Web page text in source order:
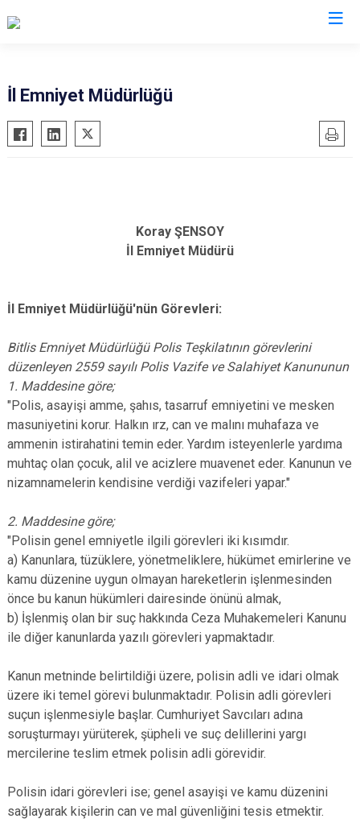
İl Emniyet Müdürlüğü
Koray ŞENSOY
İl Emniyet Müdürü
İl Emniyet Müdürlüğü'nün Görevleri:
Bitlis Emniyet Müdürlüğü Polis Teşkilatının görevlerini
düzenleyen 2559 sayılı Polis Vazife ve Salahiyet Kanununun
1. Maddesine göre;
"Polis, asayişi amme, şahıs, tasarruf emniyetini ve mesken
masuniyetini korur. Halkın ırz, can ve malını muhafaza ve
ammenin istirahatini temin eder. Yardım isteyenlerle yardıma
muhtaç olan çocuk, alil ve acizlere muavenet eder. Kanunun ve
nizamnamelerin kendisine verdiği vazifeleri yapar."
2. Maddesine göre;
"Polisin genel emniyetle ilgili görevleri iki kısımdır.
a) Kanunlara, tüzüklere, yönetmeliklere, hükümet emirlerine ve
kamu düzenine uygun olmayan hareketlerin işlenmesinden
önce bu kanun hükümleri dairesinde önünü almak,
b) İşlenmiş olan bir suç hakkında Ceza Muhakemeleri Kanunu
ile diğer kanunlarda yazılı görevleri yapmaktadır.
Kanun metninde belirtildiği üzere, polisin adli ve idari olmak
üzere iki temel görevi bulunmaktadır. Polisin adli görevleri
suçun işlenmesiyle başlar. Cumhuriyet Savcıları adına
soruşturmayı yürüterek, şüpheli ve suç delillerini yargı
mercilerine teslim etmek polisin adli görevidir.
Polisin idari görevleri ise; genel asayişi ve kamu düzenini
sağlayarak kişilerin can ve mal güvenliğini tesis etmektir.